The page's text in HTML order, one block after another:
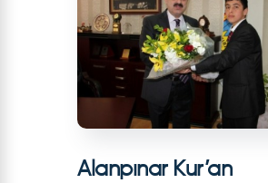
Alanpınar Kur’an